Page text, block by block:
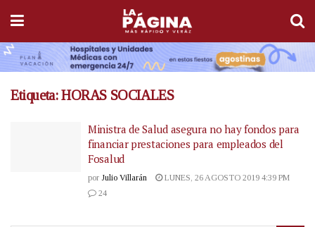
Etiqueta:HORAS SOCIALES
Ministra de Salud asegura no hay fondos para
financiar prestaciones para empleados del
Fosalud
por Julio Villarán
LUNES, 26 AGOSTO 2019 4:39 PM
24